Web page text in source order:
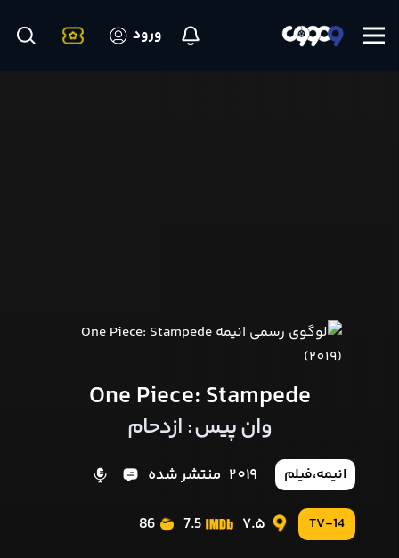
ورود
One Piece: Stampede
وان پیس: ازدحام
انیمه،فیلم 2019 منتشر شده
TV-14
7.5
7.5
86